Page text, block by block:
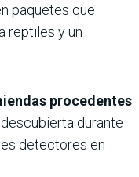
paquetes que
reptiles y un
procedentes
durante
detectores en